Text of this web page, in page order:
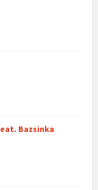
Bazsinka